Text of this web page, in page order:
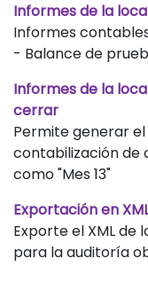
Informes de la
Informes
- Balance de
Informes de la
cerrar
Permite generar
contabilización de
como "Mes 13"
Exportación en
Exporte el XML de
para la auditoría